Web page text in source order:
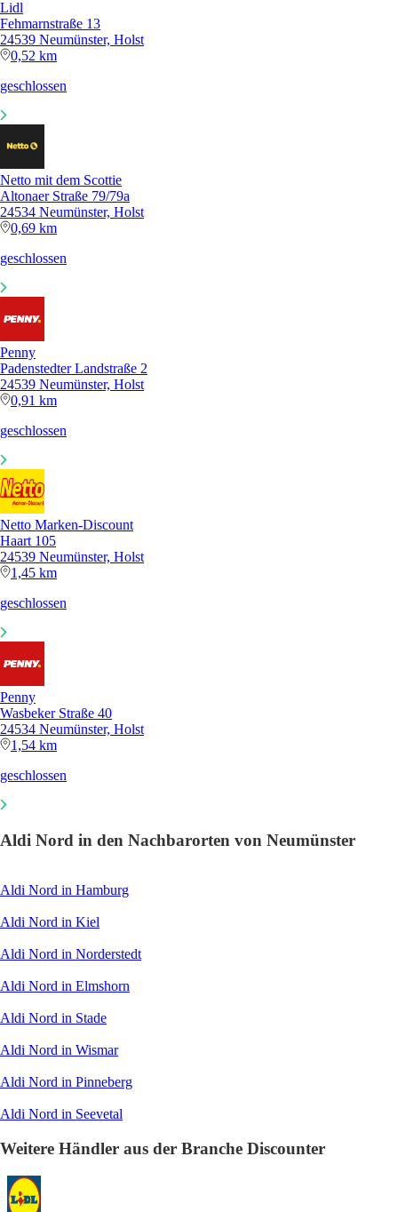
Lidl
Fehmarnstraße 13
24539 Neumünster, Holst
0,52 km
geschlossen
Netto mit dem Scottie
Altonaer Straße 79/79a
24534 Neumünster, Holst
0,69 km
geschlossen
Penny
Padenstedter Landstraße 2
24539 Neumünster, Holst
0,91 km
geschlossen
Netto Marken-Discount
Haart 105
24539 Neumünster, Holst
1,45 km
geschlossen
Penny
Wasbeker Straße 40
24534 Neumünster, Holst
1,54 km
geschlossen
Aldi Nord in den Nachbarorten von Neumünster
Aldi Nord in Hamburg
Aldi Nord in Kiel
Aldi Nord in Norderstedt
Aldi Nord in Elmshorn
Aldi Nord in Stade
Aldi Nord in Wismar
Aldi Nord in Pinneberg
Aldi Nord in Seevetal
Weitere Händler aus der Branche Discounter